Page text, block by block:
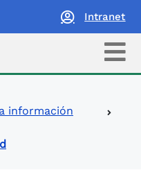
Intranet
información